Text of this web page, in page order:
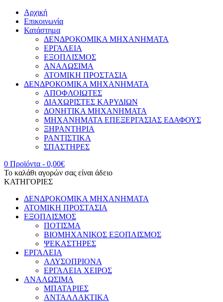
Αρχική
Επικοινωνία
Κατάστημα
ΔΕΝΔΡΟΚΟΜΙΚΑ ΜΗΧΑΝΗΜΑΤΑ
ΕΡΓΑΛΕΙΑ
ΕΞΟΠΛΙΣΜΟΣ
ΑΝΑΛΩΣΙΜΑ
ΑΤΟΜΙΚΗ ΠΡΟΣΤΑΣΙΑ
ΔΕΝΔΡΟΚΟΜΙΚΑ ΜΗΧΑΝΗΜΑΤΑ
ΑΠΟΦΛΟΙΩΤΕΣ
ΔΙΑΧΩΡΙΣΤΕΣ ΚΑΡΥΔΙΩΝ
ΔΟΝΗΤΙΚΑ ΜΗΧΑΝΗΜΑΤΑ
ΜΗΧΑΝΗΜΑΤΑ ΕΠΕΞΕΡΓΑΣΙΑΣ ΕΔΑΦΟΥΣ
ΞΗΡΑΝΤΗΡΙΑ
ΡΑΝΤΙΣΤΙΚΑ
ΣΠΑΣΤΗΡΕΣ
0 Προϊόντα - 0,00€
Το καλάθι αγορών σας είναι άδειο
ΚΑΤΗΓΟΡΙΕΣ
ΔΕΝΔΡΟΚΟΜΙΚΑ ΜΗΧΑΝΗΜΑΤΑ
ΑΤΟΜΙΚΗ ΠΡΟΣΤΑΣΙΑ
ΕΞΟΠΛΙΣΜΟΣ
ΠΟΤΙΣΜΑ
ΒΙΟΜΗΧΑΝΙΚΟΣ ΕΞΟΠΛΙΣΜΟΣ
ΨΕΚΑΣΤΗΡΕΣ
ΕΡΓΑΛΕΙΑ
ΑΛΥΣΟΠΡΙΟΝΑ
ΕΡΓΑΛΕΙΑ ΧΕΙΡΟΣ
ΑΝΑΛΩΣΙΜΑ
ΜΠΑΤΑΡΙΕΣ
ΑΝΤΑΛΛΑΚΤΙΚΑ